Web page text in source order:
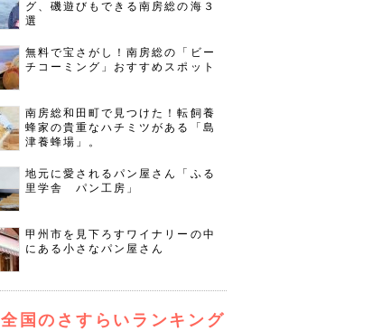
グ、磯遊びもできる南房総の海３
選
無料で宝さがし！南房総の「ビー
チコーミング」おすすめスポット
南房総和田町で見つけた！転飼養
蜂家の貴重なハチミツがある「島
津養蜂場」。
地元に愛されるパン屋さん「ふる
里学舎 パン工房」
甲州市を見下ろすワイナリーの中
にある小さなパン屋さん
全国のさすらいランキング